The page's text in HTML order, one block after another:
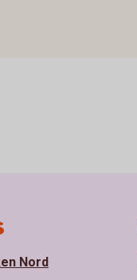
Nord